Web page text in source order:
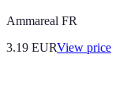
Ammareal FR
3.19 EURView price